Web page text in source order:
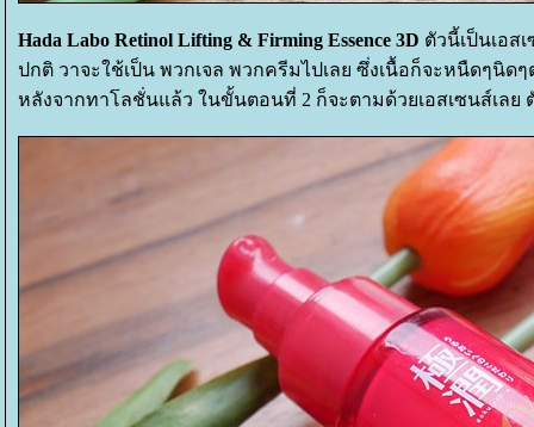
Hada Labo Retinol Lifting & Firming Essence 3D ตัวนี้เป็นเอส
ปกติ วาจะใช้เป็น พวกเจล พวกครีมไปเลย ซึ่งเนื้อก็จะหนืดๆนิด
หลังจากทาโลชั่นแล้ว ในขั้นตอนที่ 2 ก็จะตามด้วยเอสเซนส์เลย